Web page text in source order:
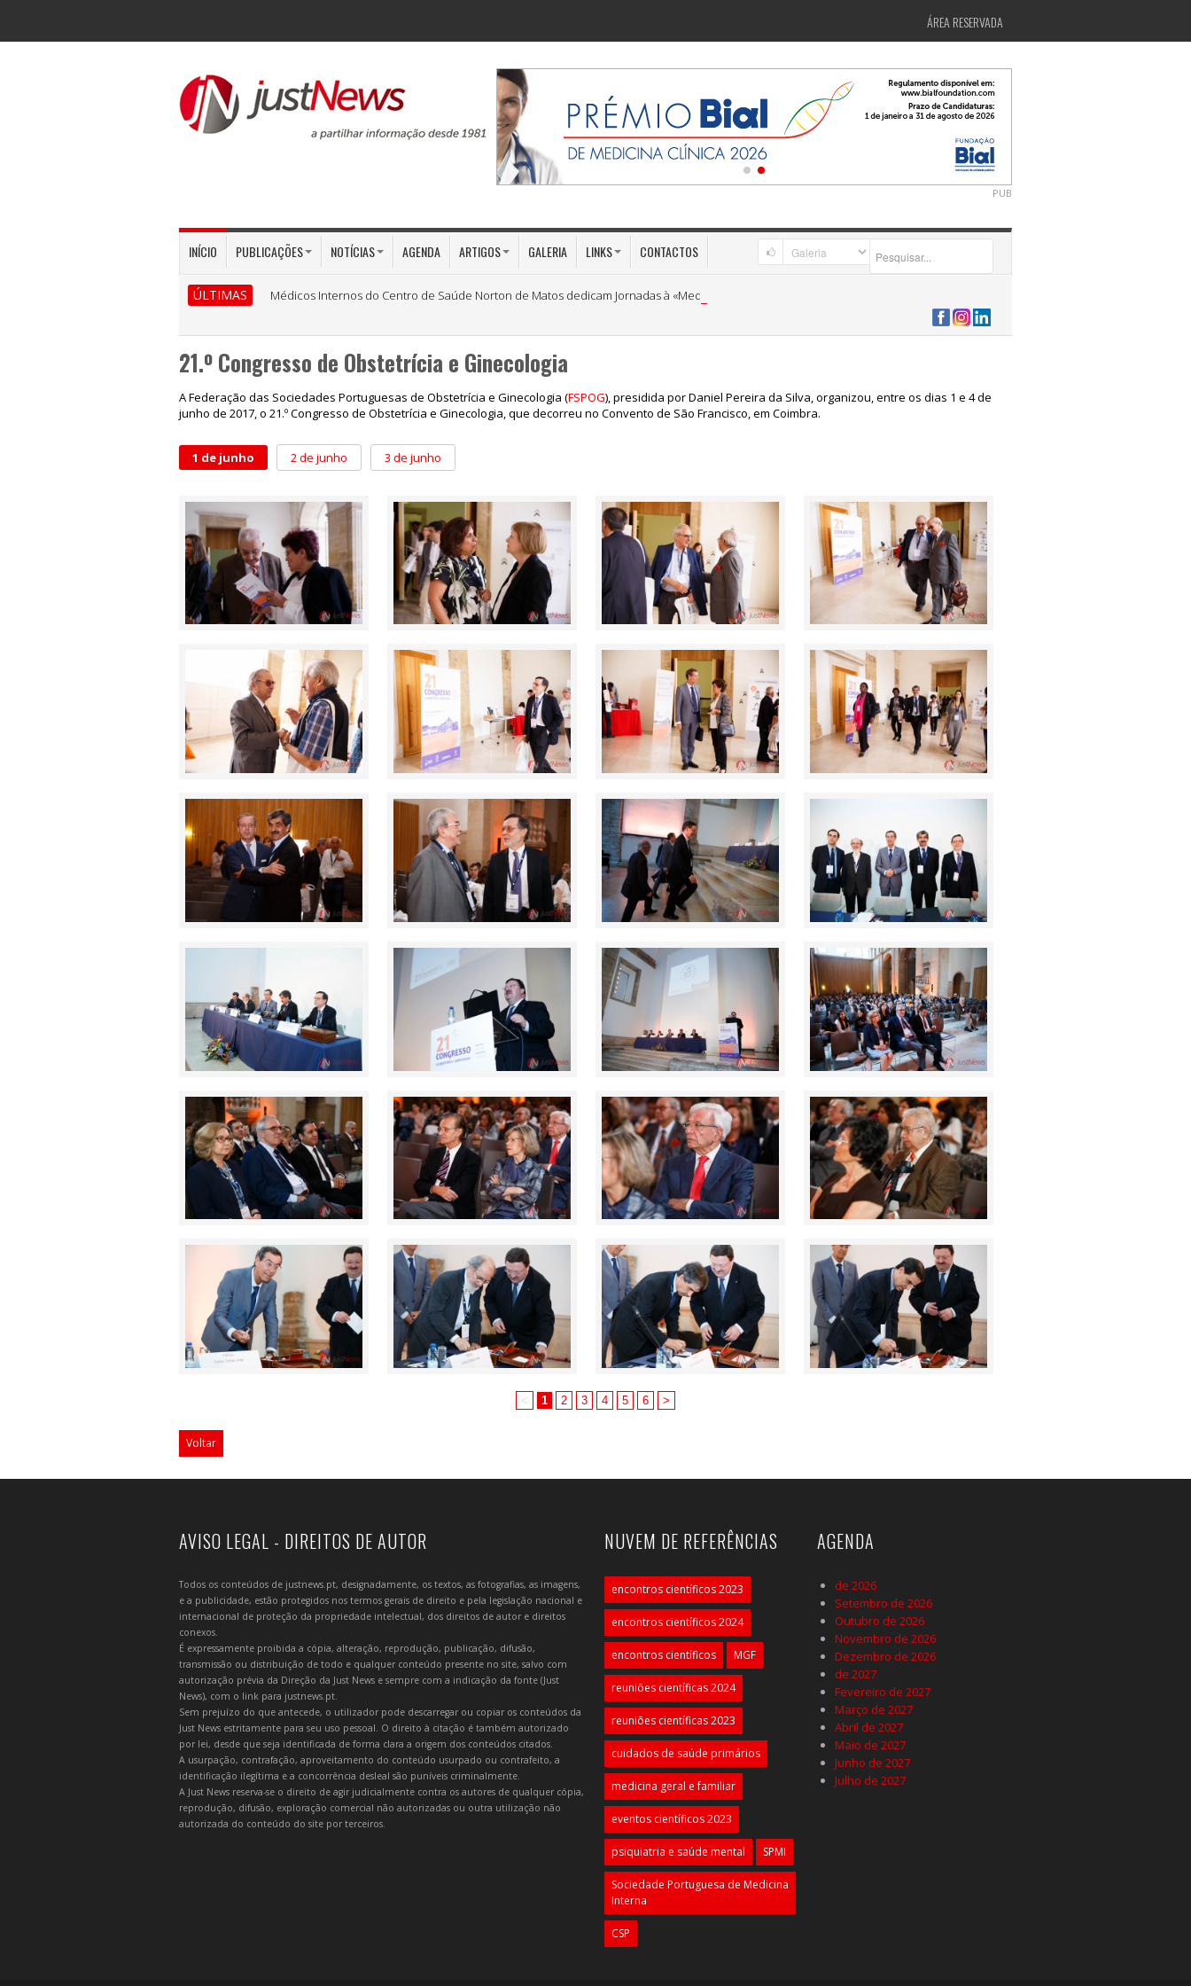
ÁREA RESERVADA
PUB
INÍCIO PUBLICAÇÕES NOTÍCIAS AGENDA ARTIGOS GALERIA LINKS CONTACTOS
ÚLTIMAS Médicos Internos do Centro de Saúde Norton de Matos dedicam Jornadas à «Medicina Preventiva»
21.º Congresso de Obstetrícia e Ginecologia
A Federação das Sociedades Portuguesas de Obstetrícia e Ginecologia (FSPOG), presidida por Daniel Pereira da Silva, organizou, entre os dias 1 e 4 de
junho de 2017, o 21.º Congresso de Obstetrícia e Ginecologia, que decorreu no Convento de São Francisco, em Coimbra.
1 de junho 2 de junho 3 de junho
< 1 2 3 4 5 6 >
Voltar
AVISO LEGAL - DIREITOS DE AUTOR
Todos os conteúdos de justnews.pt, designadamente, os textos, as fotografias, as imagens,
e a publicidade, estão protegidos nos termos gerais de direito e pela legislação nacional e
internacional de proteção da propriedade intelectual, dos direitos de autor e direitos
conexos.
É expressamente proibida a cópia, alteração, reprodução, publicação, difusão,
transmissão ou distribuição de todo e qualquer conteúdo presente no site, salvo com
autorização prévia da Direção da Just News e sempre com a indicação da fonte (Just
News), com o link para justnews.pt.
Sem prejuízo do que antecede, o utilizador pode descarregar ou copiar os conteúdos da
Just News estritamente para seu uso pessoal. O direito à citação é também autorizado
por lei, desde que seja identificada de forma clara a origem dos conteúdos citados.
A usurpação, contrafação, aproveitamento do conteúdo usurpado ou contrafeito, a
identificação ilegítima e a concorrência desleal são puníveis criminalmente.
A Just News reserva-se o direito de agir judicialmente contra os autores de qualquer cópia,
reprodução, difusão, exploração comercial não autorizadas ou outra utilização não
autorizada do conteúdo do site por terceiros.
NUVEM DE REFERÊNCIAS
encontros científicos 2023
encontros científicos 2024
encontros científicos MGF
reuniões científicas 2024
reuniões científicas 2023
cuidados de saúde primários
medicina geral e familiar
eventos científicos 2023
psiquiatria e saúde mental SPMI
Sociedade Portuguesa de Medicina
Interna
CSP
AGENDA
de 2026
Setembro de 2026
Outubro de 2026
Novembro de 2026
Dezembro de 2026
de 2027
Fevereiro de 2027
Março de 2027
Abril de 2027
Maio de 2027
Junho de 2027
Julho de 2027